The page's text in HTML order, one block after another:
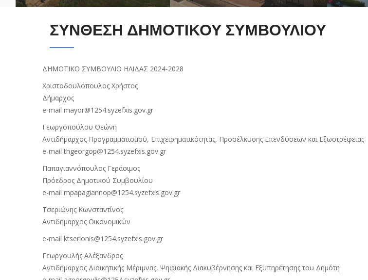
ΣΥΝΘΕΣΗ ΔΗΜΟΤΙΚΟΥ ΣΥΜΒΟΥΛΙΟΥ
ΔΗΜΟΤΙΚΟ ΣΥΜΒΟΥΛΙΟ ΗΛΙΔΑΣ 2024-2028
Χριστοδουλόπουλος Χρήστος
Δήμαρχος
e-mail mayor@1254.syzefxis.gov.gr
Γεωργοπούλου Θεώνη
Αντιδήμαρχος Προγραμματισμού, Επιχειρηματικότητας, Προσέλκυσης Eπενδύσεων και Εξωστρέφειας
e-mail thgeorgop@1254.syzefxis.gov.gr
Παπαγιαννόπουλος Γεράσιμος
Πρόεδρος Δημοτικού Συμβουλίου
e-mail mpapagiannop@1254.syzefxis.gov.gr
Τσεριώνης Κωνσταντίνος
Αντιδήμαρχος Οικονομικών
e-mail ktserionis@1254.syzefxis.gov.gr
Γεωργουλής Αλέξανδρος
Αντιδήμαρχος Διοικητικής Μέριμνας, Ψηφιακής Διακυβέρνησης και Εξυπηρέτησης του Δημότη